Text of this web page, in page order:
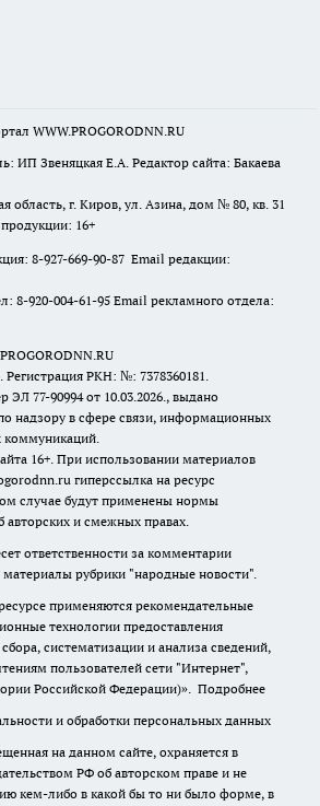
WWW.PROGORODNN.RU
ИП Звеняцкая Е.А. Редактор сайта: Бакаева
область, г. Киров, ул. Азина, дом № 80, кв. 31
16+
8-927-669-90-87 Email редакции:
8-920-004-61-95 Email рекламного отдела:
РКН: №: 7378360181.
77-90994 от 10.03.2026., выдано
надзору в сфере связи, информационных
коммуникаций.
16+. При использовании материалов
гиперссылка на ресурс
случае будут применены нормы
авторских и смежных правах.
ответственности за комментарии
материалы рубрики "народные новости".
применяются рекомендательные
технологии предоставления
систематизации и анализа сведений,
пользователей сети "Интернет",
Российской Федерации)». Подробнее
и обработки персональных данных
на данном сайте, охраняется в
РФ об авторском праве и не
кем-либо в какой бы то ни было форме, в